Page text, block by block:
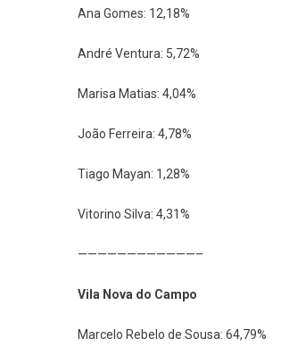
Ana Gomes: 12,18%
André Ventura: 5,72%
Marisa Matias: 4,04%
João Ferreira: 4,78%
Tiago Mayan: 1,28%
Vitorino Silva: 4,31%
————————————–
Vila Nova do Campo
Marcelo Rebelo de Sousa: 64,79%